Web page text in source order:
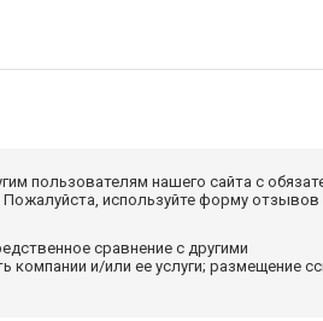
пользователям нашего сайта с
используйте форму отзывов
сравнение с другими
и/или ее услуги; размещение